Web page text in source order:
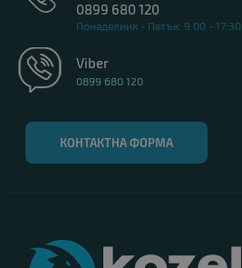
0899 680 120
Понеделник - Петък: 9:00 - 17:30
Viber
0899 680 120
КОНТАКТНА ФОРМА